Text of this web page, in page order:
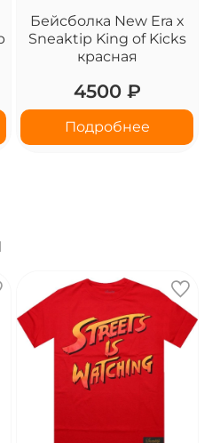
Бейсболка New Era x
Sneaktip King of Kicks
красная
4500 ₽
Подробнее